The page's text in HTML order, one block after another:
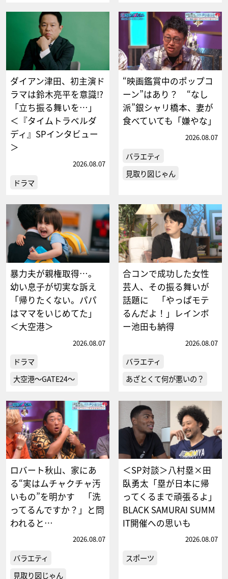
ダイアン津田、初主演ド
ラマは鈴木亮平を意識!?
「立ち振る舞いを…」
＜『タイムトラベルダ
ディ』SPインタビュー
＞
2026.08.07
ドラマ
“映画鑑賞中のポップコ
ーン”はあり？ “なし
派”銀シャリ橋本、妻が
食べていても「嫌やな」
2026.08.07
バラエティ
見取り図じゃん
暴力夫が親権取得…。
幼い息子が切実な訴え
「帰りたくない。パパ
はママをいじめてた」
＜大空港＞
2026.08.07
ドラマ
大空港～GATE24～
合コンで成功した女性
芸人、その振る舞いが
話題に 「やっぱモテ
るんだよ！」レインボ
ー池田も納得
2026.08.07
バラエティ
あざとくて何が悪いの？
ロバート秋山、家にあ
る“実はムチャクチャ汚
いもの”を明かす 「洗
ってるんですか？」と問
われると…
2026.08.07
バラエティ
見取り図じゃん
＜SP対談＞八村塁×田
臥勇太「塁が日本に帰
ってくるまで頑張るよ」
BLACK SAMURAI SUMM
IT開催への思いも
2026.08.07
スポーツ